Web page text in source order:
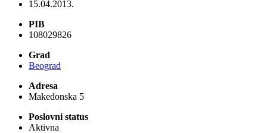
15.04.2013.
PIB
108029826
Grad
Beograd
Adresa
Makedonska 5
Poslovni status
Aktivna